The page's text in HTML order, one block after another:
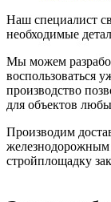
Наш специалист
необходимые
Мы можем
воспользоваться
производство
для объектов
Производим
железнодорожным
стройплощадку